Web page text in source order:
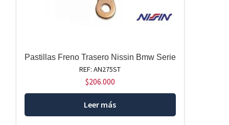
Pastillas Freno Trasero Nissin Bmw Serie
REF: AN275ST
$206.000
Leer más